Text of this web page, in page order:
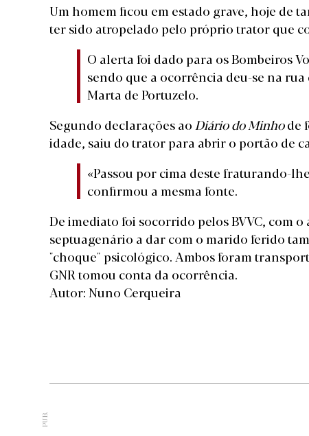
Um homem ficou em estado grave, hoje de
ter sido atropelado pelo próprio trator que
O alerta foi dado para os Bombeiros
sendo que a ocorrência deu-se na
Marta de Portuzelo.
Segundo declarações ao Diário do Minhode
idade, saiu do trator para abrir o portão de
«Passou por cima deste fraturando-
confirmou a mesma fonte.
De imediato foi socorrido pelos BVVC, com
septuagenário a dar com o marido ferido
"choque" psicológico. Ambos foram
GNR tomou conta da ocorrência.
Autor: Nuno Cerqueira
PUB.